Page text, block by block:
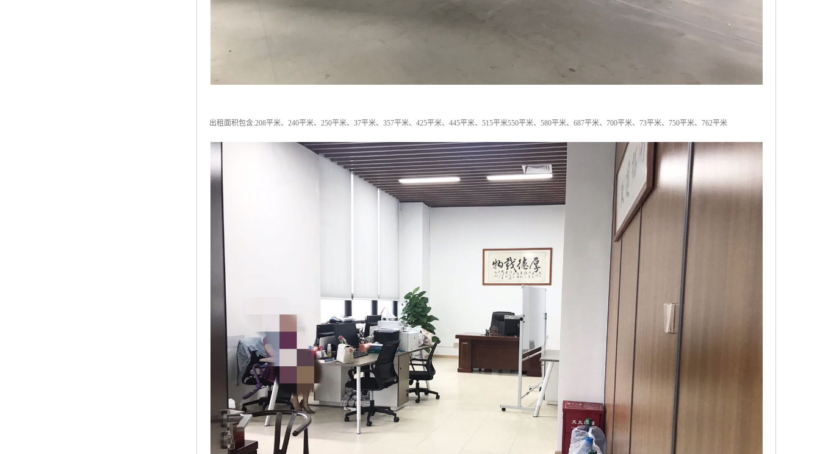
出租面积包含:208平米、240平米、250平米、37平米、357平米、425平米、445平米、515平米550平米、580平米、687平米、700平米、73平米、750平米、762平米